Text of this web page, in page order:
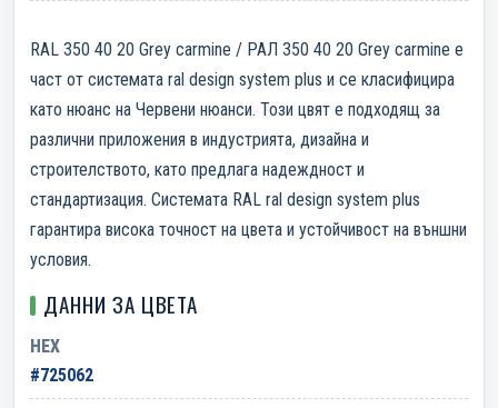
RAL 350 40 20 Grey carmine / РАЛ 350 40 20 Grey carmine е
част от системата ral design system plus и се класифицира
като нюанс на Червени нюанси. Този цвят е подходящ за
различни приложения в индустрията, дизайна и
строителството, като предлага надеждност и
стандартизация. Системата RAL ral design system plus
гарантира висока точност на цвета и устойчивост на външни
условия.
ДАННИ ЗА ЦВЕТА
HEX
#725062